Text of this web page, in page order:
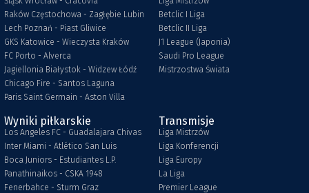
Raków Częstochowa - Zagłębie Lubin
Lech Poznań - Piast Gliwice
GKS Katowice - Wieczysta Kraków
FC Porto - Alverca
Jagiellonia Białystok - Widzew Łódź
Chicago Fire - Santos Laguna
Paris Saint Germain - Aston Villa
Betclic I Liga
Betclic II Liga
J1 League (Japonia)
Saudi Pro League
Mistrzostwa Świata
Wyniki piłkarskie
Los Angeles FC - Guadalajara Chivas
Inter Miami - Atlético San Luis
Boca Juniors - Estudiantes L.P.
Panathinaikos - CSKA 1948
Fenerbahce - Sturm Graz
Transmisje
Liga Mistrzów
Liga Konferencji
Liga Europy
La Liga
Premier League